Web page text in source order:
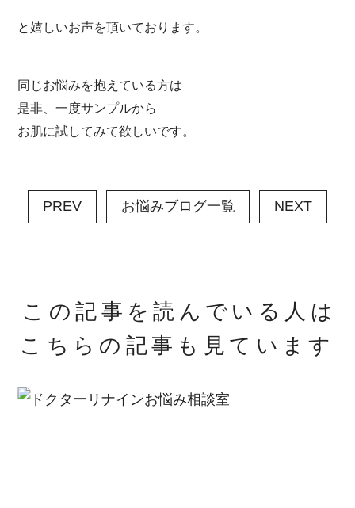
と嬉しいお声を頂いております。
同じお悩みを抱えている方は
是非、一度サンプルから
お肌に試してみて欲しいです。
PREV お悩みブログ一覧 NEXT
この記事を読んでいる人は
こちらの記事も見ています